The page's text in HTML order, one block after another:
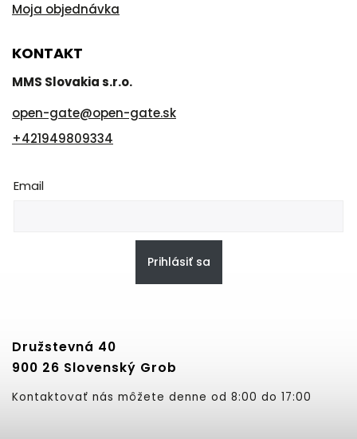
Moja objednávka
KONTAKT
MMS Slovakia s.r.o.
open-gate@open-gate.sk
+421949809334
Email
Prihlásiť sa
Družstevná 40
900 26 Slovenský Grob
Kontaktovať nás môžete denne od 8:00 do 17:00